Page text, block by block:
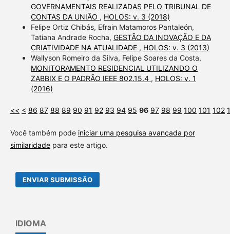
GOVERNAMENTAIS REALIZADAS PELO TRIBUNAL DE
CONTAS DA UNIÃO , HOLOS: v. 3 (2018)
Felipe Ortiz Chibás, Efrain Matamoros Pantaleón,
Tatiana Andrade Rocha, GESTÃO DA INOVAÇÃO E DA
CRIATIVIDADE NA ATUALIDADE , HOLOS: v. 3 (2013)
Wallyson Romeiro da Silva, Felipe Soares da Costa,
MONITORAMENTO RESIDENCIAL UTILIZANDO O
ZABBIX E O PADRÃO IEEE 802.15.4 , HOLOS: v. 1
(2016)
<< < 86 87 88 89 90 91 92 93 94 95 96 97 98 99 100 101 102
Você também pode iniciar uma pesquisa avançada por
similaridadepara este artigo.
ENVIAR SUBMISSÃO
IDIOMA